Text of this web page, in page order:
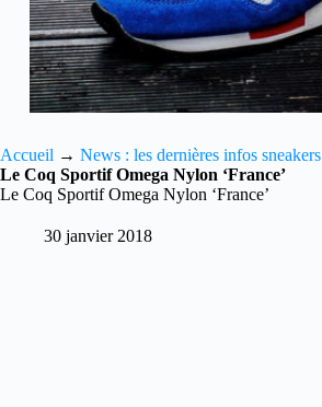
Accueil → News : les dernières infos sneakers
Le Coq Sportif Omega Nylon ‘France’
Le Coq Sportif Omega Nylon ‘France’
30 janvier 2018